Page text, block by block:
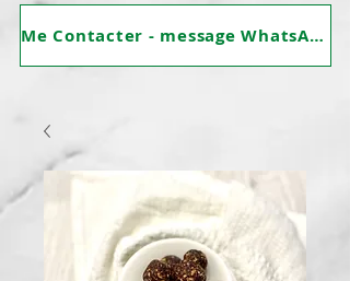
Me Contacter - message WhatsApp